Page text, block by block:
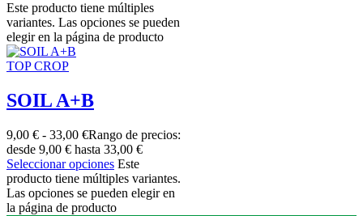
Este producto tiene múltiples
variantes. Las opciones se pueden
elegir en la página de producto
TOP CROP
SOIL A+B
9,00 € - 33,00 €Rango de precios:
desde 9,00 € hasta 33,00 €
Seleccionar opciones Este
producto tiene múltiples variantes.
Las opciones se pueden elegir en
la página de producto